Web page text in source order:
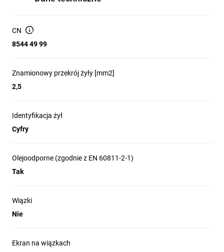
CN
8544 49 99
Znamionowy przekrój żyły [mm2]
2,5
Identyfikacja żył
Cyfry
Olejoodporne (zgodnie z EN 60811-2-1)
Tak
Wiązki
Nie
Ekran na wiązkach